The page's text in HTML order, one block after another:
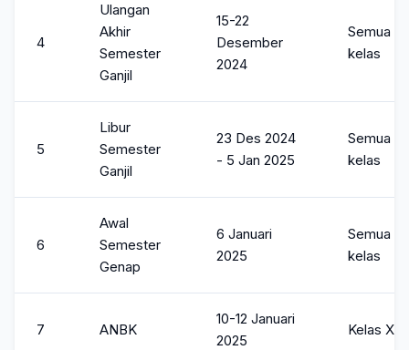
4
Ulangan
Akhir
Semester
Ganjil
15-22
Desember
2024
Semua
kelas
5
Libur
Semester
Ganjil
23 Des 2024
- 5 Jan 2025
Semua
kelas
6
Awal
Semester
Genap
6 Januari
2025
Semua
kelas
7 ANBK
10-12 Januari
2025
Kelas XI